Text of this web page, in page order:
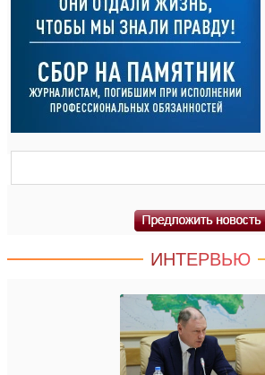
ИНТЕРВЬЮ